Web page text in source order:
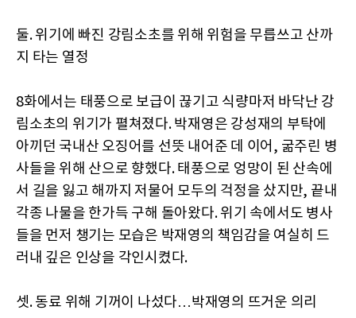
둘. 위기에 빠진 강림소초를 위해 위험을 무릅쓰고 산까
지 타는 열정
8화에서는 태풍으로 보급이 끊기고 식량마저 바닥난 강
림소초의 위기가 펼쳐졌다. 박재영은 강성재의 부탁에
아끼던 국내산 오징어를 선뜻 내어준 데 이어, 굶주린 병
사들을 위해 산으로 향했다. 태풍으로 엉망이 된 산속에
서 길을 잃고 해까지 저물어 모두의 걱정을 샀지만, 끝내
각종 나물을 한가득 구해 돌아왔다. 위기 속에서도 병사
들을 먼저 챙기는 모습은 박재영의 책임감을 여실히 드
러내 깊은 인상을 각인시켰다.
셋. 동료 위해 기꺼이 나섰다…박재영의 뜨거운 의리